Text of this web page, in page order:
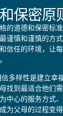
保密原
的道德和保密标
谨慎和谨慎的方
信任的环境，让
多样性是建立幸
找到最适合他们
中心的服务方式
为父母的过程变得